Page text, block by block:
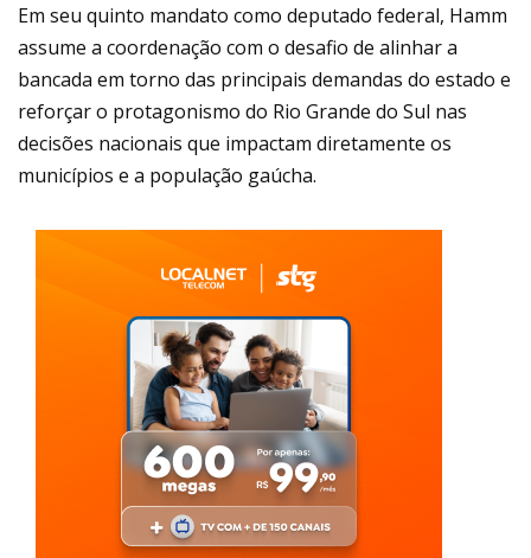
Em seu quinto mandato como deputado federal, Hamm
assume a coordenação com o desafio de alinhar a
bancada em torno das principais demandas do estado e
reforçar o protagonismo do Rio Grande do Sul nas
decisões nacionais que impactam diretamente os
municípios e a população gaúcha.